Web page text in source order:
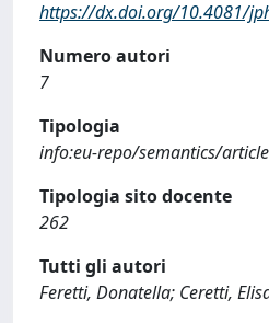
https://dx.doi.org/10.4081/
Numero autori
7
Tipologia
info:eu-repo/semantics/article
Tipologia sito docente
262
Tutti gli autori
Feretti, Donatella; Ceretti,